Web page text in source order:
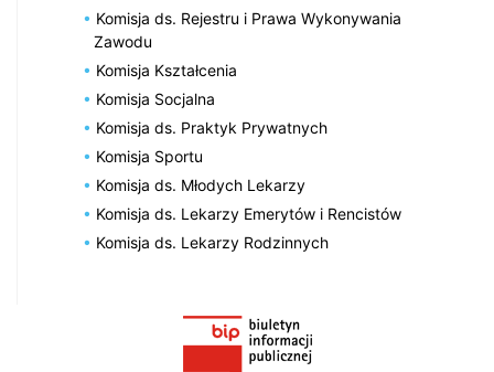
Komisja ds. Rejestru i Prawa Wykonywania
Zawodu
Komisja Kształcenia
Komisja Socjalna
Komisja ds. Praktyk Prywatnych
Komisja Sportu
Komisja ds. Młodych Lekarzy
Komisja ds. Lekarzy Emerytów i Rencistów
Komisja ds. Lekarzy Rodzinnych